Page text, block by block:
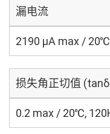
漏电流
2190 μA max /
损失角正切值
0.2 max / 20℃,